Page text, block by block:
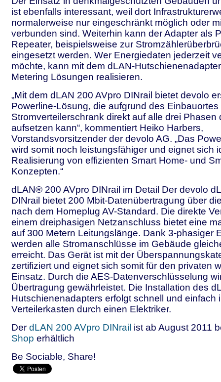
ist ebenfalls interessant, weil dort
normalerweise nur eingeschränkt möglich oder
verbunden sind. Weiterhin kann der Adapter als
Repeater, beispielsweise zur
eingesetzt werden. Wer Energiedaten jederzeit
möchte, kann mit dem dLAN-
Metering Lösungen realisieren.
„Mit dem dLAN 200 AVpro DINrail bietet devolo
Powerline-Lösung, die aufgrund des
Stromverteilerschrank direkt auf alle drei Phasen
aufsetzen kann“, kommentiert Heiko Harbers,
Vorstandsvorsitzender der devolo AG. „Das
wird somit noch leistungsfähiger und eignet sich
Realisierung von effizienten Smart Home- und
Konzepten.“
dLAN® 200 AVpro DINrail im Detail Der devolo
DINrail bietet 200 Mbit-Datenübertragung über
nach dem Homeplug AV-Standard. Die direkte
einem dreiphasigen Netzanschluss bietet eine
auf 300 Metern Leitungslänge. Dank 3-phasiger
werden alle Stromanschlüsse im Gebäude
erreicht. Das Gerät ist mit der
zertifiziert und eignet sich somit für den privaten
Einsatz. Durch die AES-Datenverschlüsselung
Übertragung gewährleistet. Die Installation des
Hutschienenadapters erfolgt schnell und einfach
Verteilerkasten durch einen Elektriker.
Der dLAN 200 AVpro DINrail ist ab August 2011
Shop erhältlich
Be Sociable, Share!